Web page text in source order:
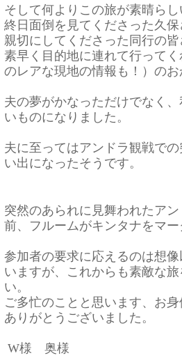
そして何よりこの旅が素晴らし
終日面倒を見てくださった久保
親切にしてくださった同行の皆
素早く目的地に連れて行って
のレアな現地の情報も！）のお
夫の夢がかなっただけでなく、
いものになりました。
夫に至ってはアンドラ観戦で
い出になったそうです。
突然のあられに見舞われたア
前、フルームがキンタナをマー
参加者の要求に応えるのは想
いますが、 これからも素敵な
い。
ご多忙のことと思います、お身
ありがとうございました。
W様 奥様